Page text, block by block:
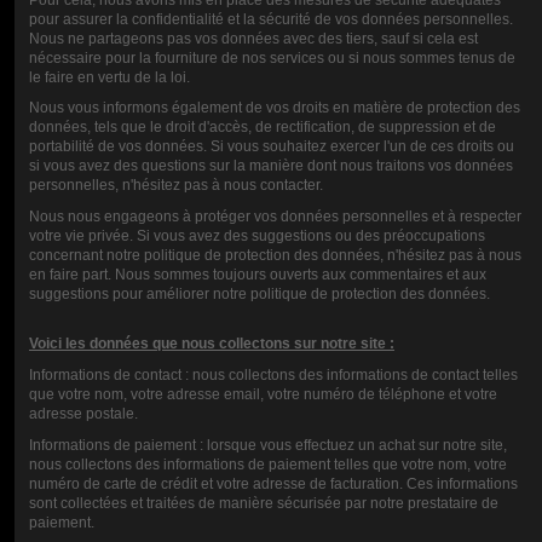
30 ML
12,90 €
LE JAZZ
12,90 €
ARÔME LE TECHNO MUSIC JUICE
12,90 €
ARÔME PÊCHE ABRICOT - LA
SAMBA 30ML
pour assurer la confidentialité et la sécurité de vos données personnelles.
Nous ne partageons pas vos données avec des tiers, sauf si cela est
nécessaire pour la fourniture de nos services ou si nous sommes tenus de
le faire en vertu de la loi.
Nous vous informons également de vos droits en matière de protection des
données, tels que le droit d'accès, de rectification, de suppression et de
portabilité de vos données. Si vous souhaitez exercer l'un de ces droits ou
si vous avez des questions sur la manière dont nous traitons vos données
personnelles, n'hésitez pas à nous contacter.
Nous nous engageons à protéger vos données personnelles et à respecter
votre vie privée. Si vous avez des suggestions ou des préoccupations
concernant notre politique de protection des données, n'hésitez pas à nous
en faire part. Nous sommes toujours ouverts aux commentaires et aux
suggestions pour améliorer notre politique de protection des données.
Voici les données que nous collectons sur notre site :
Informations de contact : nous collectons des informations de contact telles
que votre nom, votre adresse email, votre numéro de téléphone et votre
adresse postale.
Informations de paiement : lorsque vous effectuez un achat sur notre site,
nous collectons des informations de paiement telles que votre nom, votre
numéro de carte de crédit et votre adresse de facturation. Ces informations
sont collectées et traitées de manière sécurisée par notre prestataire de
paiement.